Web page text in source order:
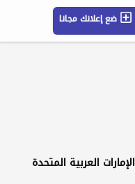
ضع إعلانك مجانا
حسابي / تسجيل
الإمارات العربية المتحدة